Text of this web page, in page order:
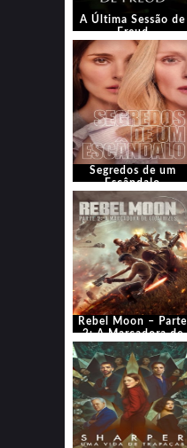
A Última Sessão de
Freud
Segredos de um
Escândalo
Rebel Moon – Parte
2: A Marcadora de
Cicatrizes